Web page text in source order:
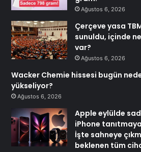
Ağustos 6, 2026
Çerçeve yasa
sunuldu, içinde
var?
Ağustos 6, 2026
Wacker Chemie hissesi bugün
yükseliyor?
Ağustos 6, 2026
Apple eylülde
iPhone
İşte sahneye
beklenen tüm